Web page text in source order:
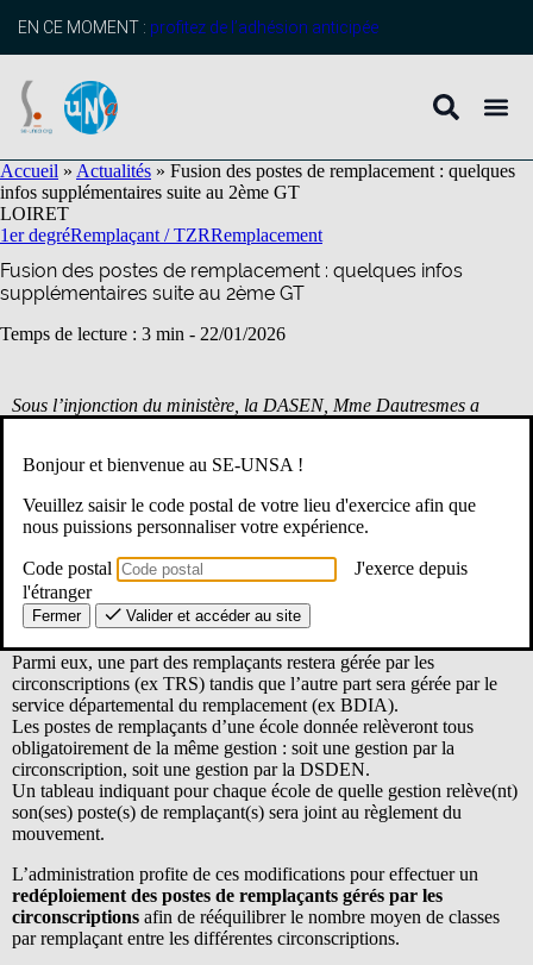
principal
EN CE MOMENT : profitez de l’adhésion anticipée
Accueil » Actualités » Fusion des postes de remplacement : quelques
infos supplémentaires suite au 2ème GT
LOIRET
1er degréRemplaçant / TZRRemplacement
Fusion des postes de remplacement : quelques infos
supplémentaires suite au 2ème GT
Temps de lecture : 3 min - 22/01/2026
Sous l’injonction du ministère, la DASEN, Mme Dautresmes a
Ce jeudi 22 janvier, s’est tenu le second groupe de travail en
présence de vos représentants du SE-UNSA, de M. ROUSSEAU
(IEN-IA), de M. GACHET (SG) et de la division des écoles.
Voici les décisions de l’employeur :
Tous les remplaçants auront la dénomination ZRD (Zone de
Parmi eux, une part des remplaçants restera gérée par les
circonscriptions (ex TRS) tandis que l’autre part sera gérée par le
service départemental du remplacement (ex BDIA).
Les postes de remplaçants d’une école donnée relèveront tous
obligatoirement de la même gestion : soit une gestion par la
circonscription, soit une gestion par la DSDEN.
Un tableau indiquant pour chaque école de quelle gestion relève(nt)
son(ses) poste(s) de remplaçant(s) sera joint au règlement du
mouvement.
L’administration profite de ces modifications pour effectuer un
redéploiement des postes de remplaçants gérés par les
circonscriptions afin de rééquilibrer le nombre moyen de classes
par remplaçant entre les différentes circonscriptions.
Bonjour et bienvenue au SE-UNSA !
Veuillez saisir le code postal de votre lieu d'exercice afin que
nous puissions personnaliser votre expérience.
Code postal
J'exerce depuis
l'étranger
Fermer Valider et accéder au site